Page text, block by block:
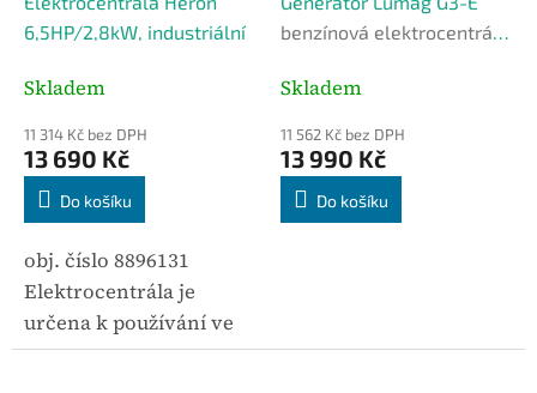
A
R
M
6,5HP/2,8kW, industriální
Skladem
11 314 Kč bez DPH
13 690 Kč
Do košíku
obj. číslo 8896131
Elektrocentrála je
určena k používání ve
stavebnictví a při
A
M
benzínová elektrocentrála
Skladem
11 562 Kč bez DPH
13 990 Kč
Do košíku